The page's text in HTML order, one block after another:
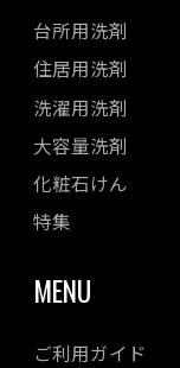
台所用洗剤
住居用洗剤
洗濯用洗剤
大容量洗剤
化粧石けん
特集
MENU
ご利用ガイド